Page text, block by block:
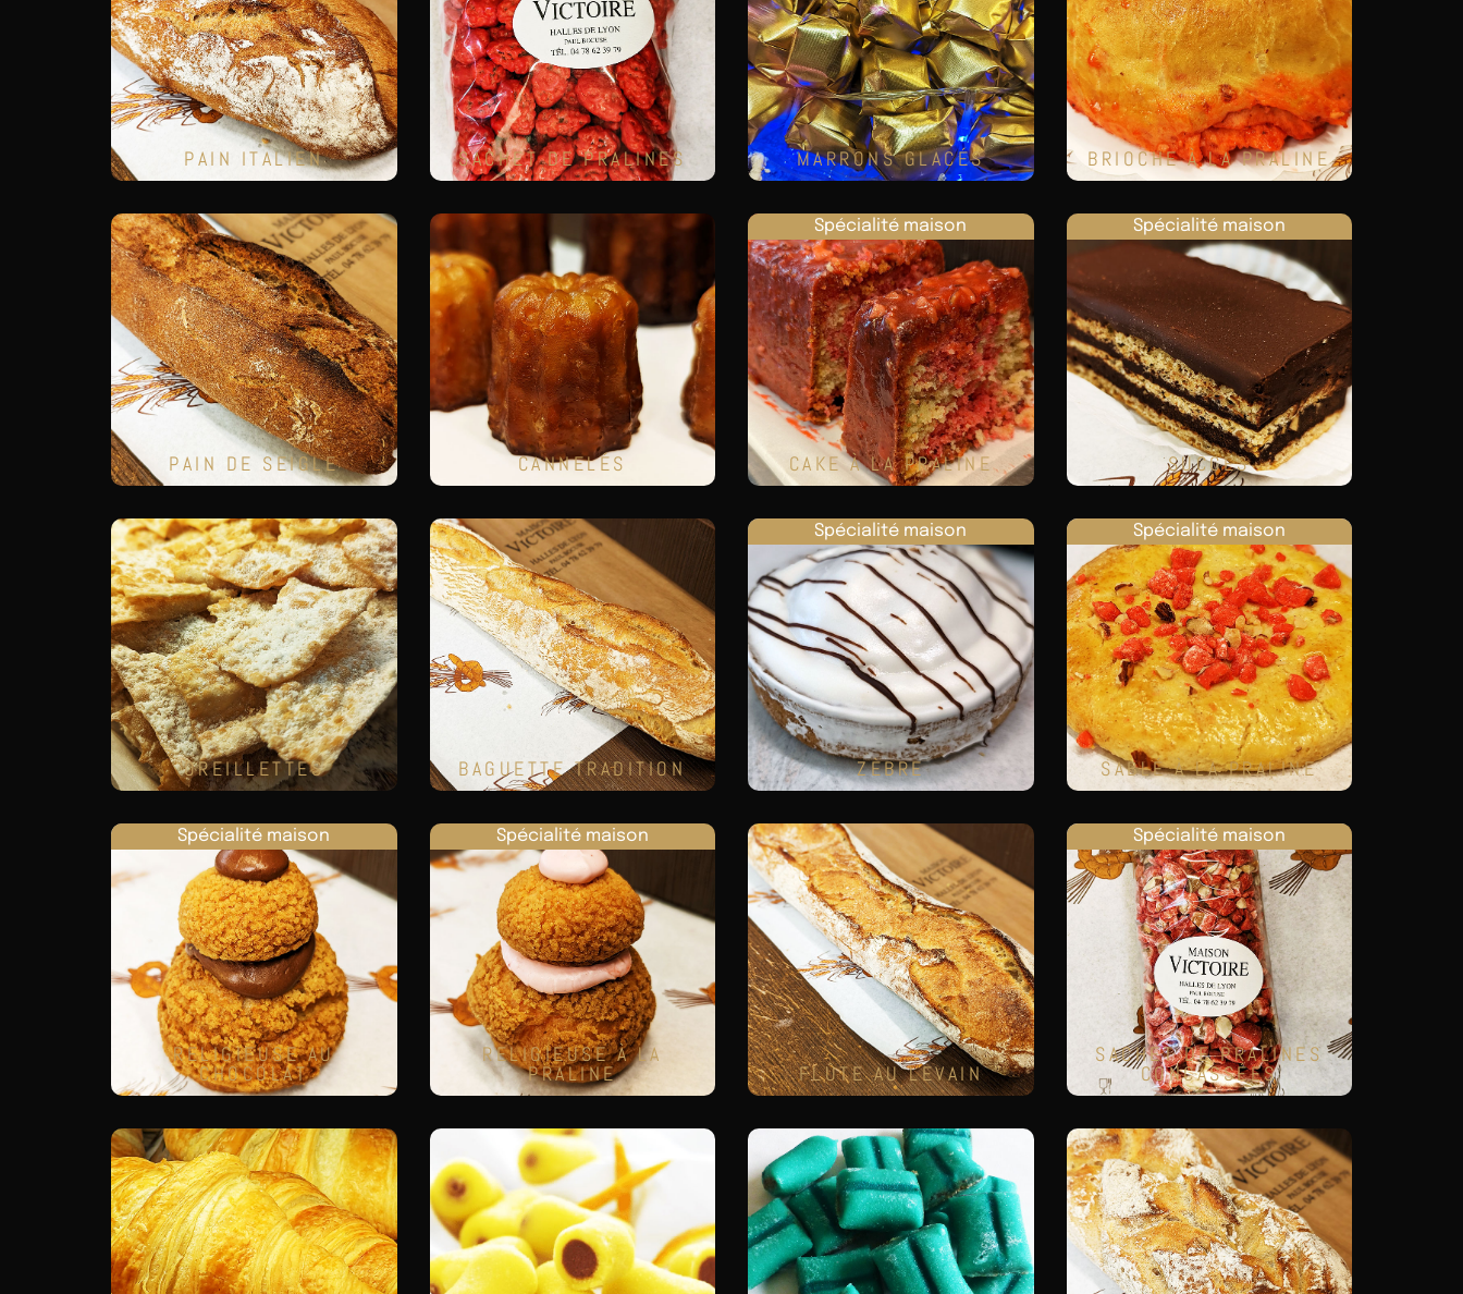
PAIN ITALIEN SACHET DE PRALINES MARRONS GLACÉS BRIOCHE À LA PRALINE
PAIN DE SEIGLE CANNELÉS
Spécialité maison
CAKE À LA PRALINE
Spécialité maison
SUCCÈS
OREILLETTES BAGUETTE TRADITION
Spécialité maison
ZÈBRE
Spécialité maison
SABLÉ À LA PRALINE
Spécialité maison
RELIGIEUSE AU
CHOCOLAT
Spécialité maison
RELIGIEUSE À LA
PRALINE FLÛTE AU LEVAIN
Spécialité maison
SACHET DE PRALINES
CONCASSÉES